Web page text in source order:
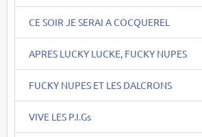
CE SOIR JE SERAI A COCQUEREL
APRES LUCKY LUCKE, FUCKY NUPES
FUCKY NUPES ET LES DALCRONS
VIVE LES P.I.Gs